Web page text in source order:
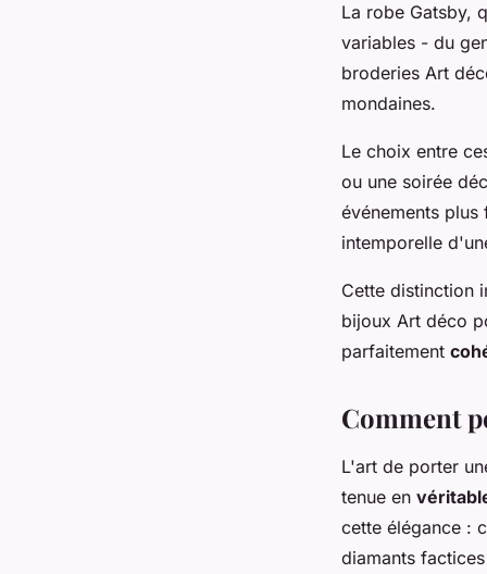
La robe Gatsby,
variables - du
broderies Art
mondaines.
Le choix entre
ou une soirée
événements
intemporelle
Cette distinction
bijoux Art déco
parfaitement
Comment
L'art de porter
tenue en
cette élégance :
diamants